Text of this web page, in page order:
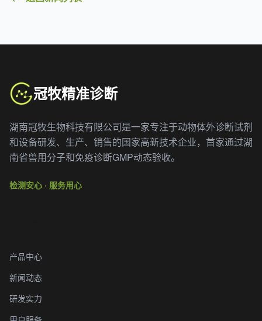
冠牧精准诊断
湖南冠牧生物科技有限公司是一家专注于动物体外诊断试剂
和设备研发、生产、销售的国家高新技术企业，首家通过湖
南省兽用分子和免疫诊断GMP动态验收。
检测安心 · 服务用心
产品中心
新闻动态
研发实力